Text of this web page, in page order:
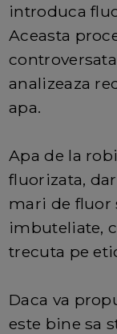
introduca
Aceasta
analizeaza
apa.
Apa de la
fluorizata,
mari de fluor
imbuteliate,
trecuta pe
Daca va
este bine sa